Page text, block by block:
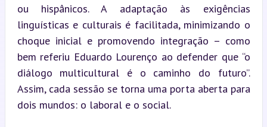
ou hispânicos. A adaptação às exigências
linguísticas e culturais é facilitada, minimizando o
choque inicial e promovendo integração – como
bem referiu Eduardo Lourenço ao defender que “o
diálogo multicultural é o caminho do futuro”.
Assim, cada sessão se torna uma porta aberta para
dois mundos: o laboral e o social.